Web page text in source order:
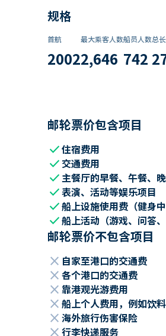
规格
首航
2002
最大乘客人数
2,646
船员人数
742
总
邮轮票价包含项目
check住宿费用
check 交通费用
check主餐厅的早餐、午餐、
check表演、活动等娱乐项目
check船上设施使用费（健身
check船上活动（游戏、问答、
邮轮票价不包含项目
close 自家至港口的交通费
close 各个港口的交通费
close 靠港观光游费用
close 船上个人费用，例如饮
close 海外旅行伤害保险
close 行李快递服务